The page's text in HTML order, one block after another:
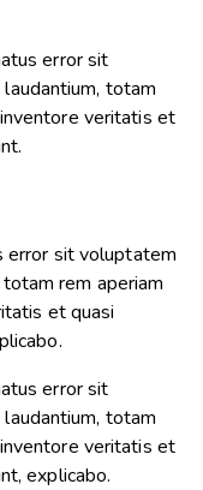
error sit
totam
veritatis et
error sit voluptatem
rem aperiam
et quasi
error sit
totam
veritatis et
explicabo.